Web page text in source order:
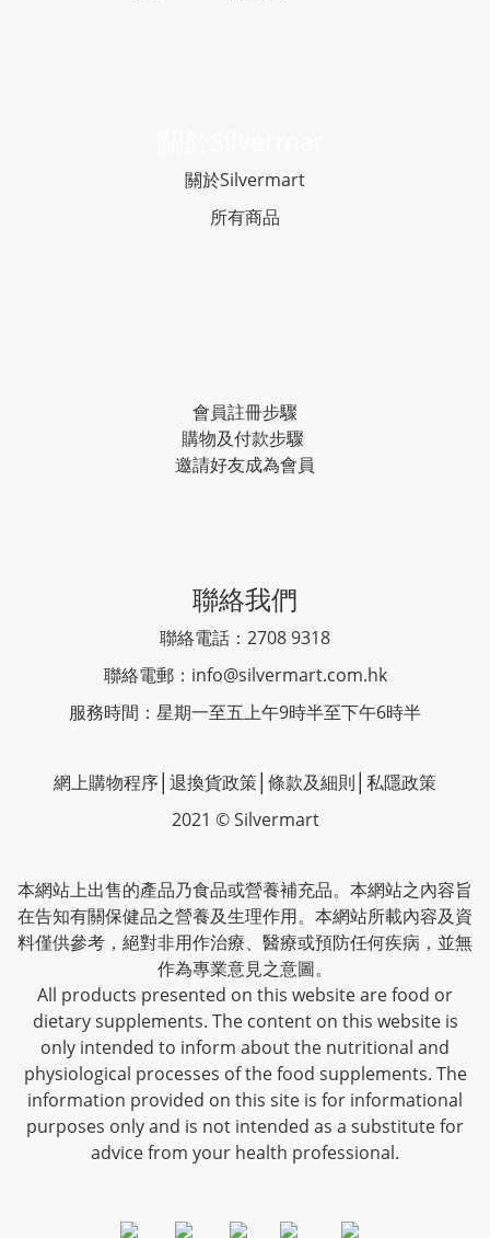
關於Silvermart
所有商品
會員註冊步驟
購物及付款步驟
邀請好友成為會員
聯絡我們
聯絡電話：2708 9318
聯絡電郵： info@silvermart.com.hk
服務時間：星期一至五上午9時半至下午6時半
網上購物程序 退換貨政策 條款及細則 私隱政策
2021 © Silvermart
本網站上出售的產品乃食品或營養補充品。本網站之內容旨
在告知有關保健品之營養及生理作用。本網站所載內容及資
料僅供參考，絕對非用作治療、醫療或預防任何疾病，並無
作為專業意見之意圖。
All products presented on this website are food or
dietary supplements. The content on this website is
only intended to inform about the nutritional and
physiological processes of the food supplements. The
information provided on this site is for informational
purposes only and is not intended as a substitute for
advice from your health professional.